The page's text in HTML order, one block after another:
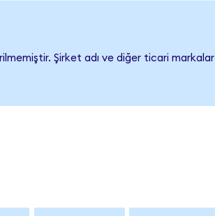
Şirket adı ve diğer ticari markalar